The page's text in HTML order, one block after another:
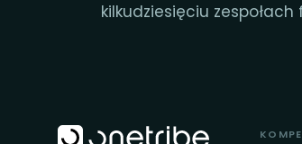
kilkudziesięciu